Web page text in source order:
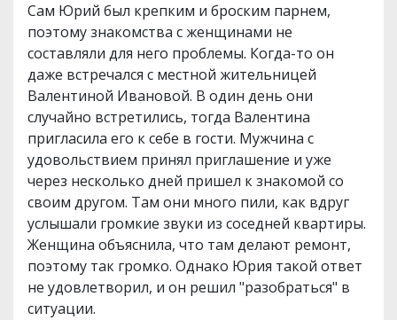
Сам Юрий был крепким и броским парнем,
поэтому знакомства с женщинами не
составляли для него проблемы. Когда-то он
даже встречался с местной жительницей
Валентиной Ивановой. В один день они
случайно встретились, тогда Валентина
пригласила его к себе в гости. Мужчина с
удовольствием принял приглашение и уже
через несколько дней пришел к знакомой со
своим другом. Там они много пили, как вдруг
услышали громкие звуки из соседней квартиры.
Женщина объяснила, что там делают ремонт,
поэтому так громко. Однако Юрия такой ответ
не удовлетворил, и он решил "разобраться" в
ситуации.